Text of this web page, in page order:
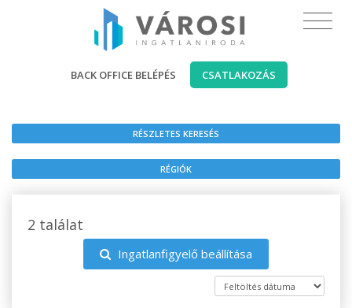
BACK OFFICE BELÉPÉS CSATLAKOZÁS
RÉSZLETES KERESÉS
RÉGIÓK
2 találat
Ingatlanfigyelő beállítása